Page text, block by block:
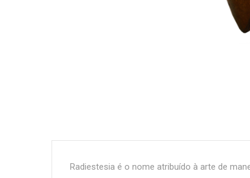
Radiestesia é o nome atribuído à arte de